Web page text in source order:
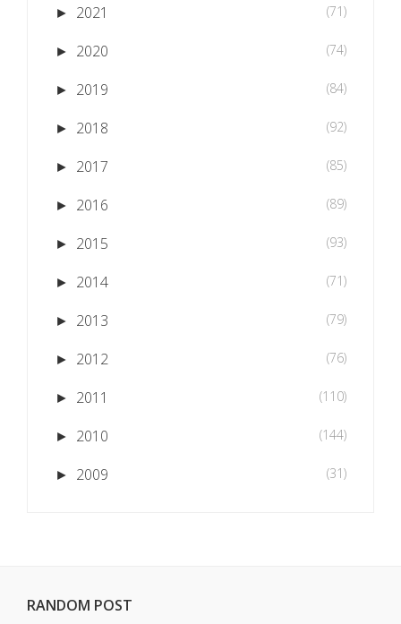
► 2021 (71)
► 2020 (74)
► 2019 (84)
► 2018 (92)
► 2017 (85)
► 2016 (89)
► 2015 (93)
► 2014 (71)
► 2013 (79)
► 2012 (76)
► 2011 (110)
► 2010 (144)
► 2009 (31)
RANDOM POST